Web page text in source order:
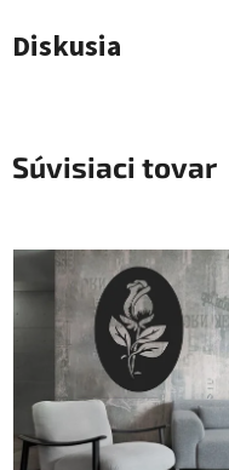
Diskusia
Súvisiaci tovar